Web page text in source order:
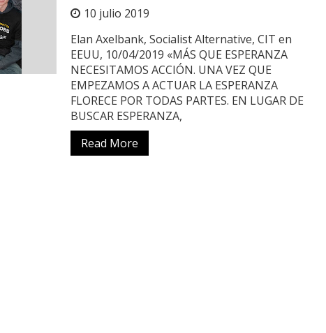
10 julio 2019
Elan Axelbank, Socialist Alternative, CIT en
EEUU, 10/04/2019 «MÁS QUE ESPERANZA
NECESITAMOS ACCIÓN. UNA VEZ QUE
EMPEZAMOS A ACTUAR LA ESPERANZA
FLORECE POR TODAS PARTES. EN LUGAR DE
BUSCAR ESPERANZA,
Read More